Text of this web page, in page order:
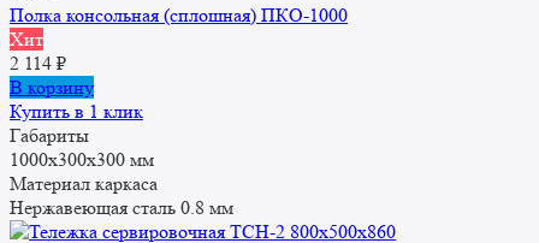
Полка консольная (сплошная) ПКО-1000
Хит
2 114 ₽
В корзину
Купить в 1 клик
Габариты
1000x300x300 мм
Материал каркаса
Нержавеющая сталь 0.8 мм